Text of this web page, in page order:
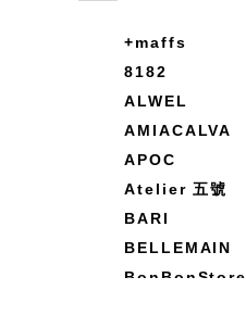
+maffs
8182
ALWEL
AMIACALVA
APOC
Atelier 五號
BARI
BELLEMAIN
BonBonStore